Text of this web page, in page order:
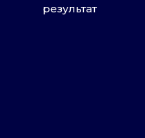
результат